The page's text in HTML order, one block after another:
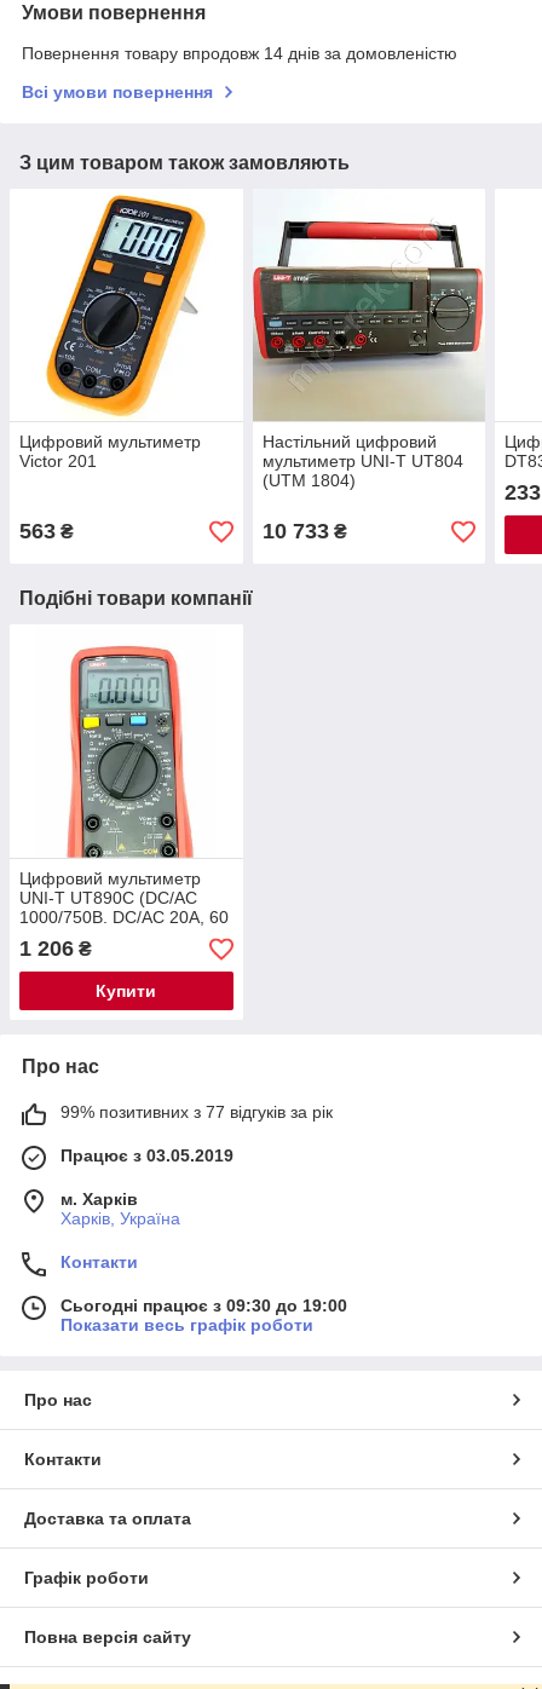
Умови повернення
Повернення товару впродовж 14 днів за домовленістю
Всі умови повернення
З цим товаром також замовляють
Цифровий мультиметр
Victor 201
563 ₴
Настільний цифровий
мультиметр UNI-T UT804
(UTM 1804)
10 733₴
233
Подібні товари компанії
Цифровий мультиметр
UNI-T UT890C (DC/AC
1000/750В. DC/AC 20А, 60
МОм, 10 МГц) True RMS
1 206 ₴
Купити
Про нас
99% позитивних з 77 відгуків за рік
Працює з 03.05.2019
м. Харків
Харків, Україна
Контакти
Сьогодні працює з 09:30 до 19:00
Показати весь графік роботи
Про нас
Контакти
Доставка та оплата
Графік роботи
Повна версія сайту